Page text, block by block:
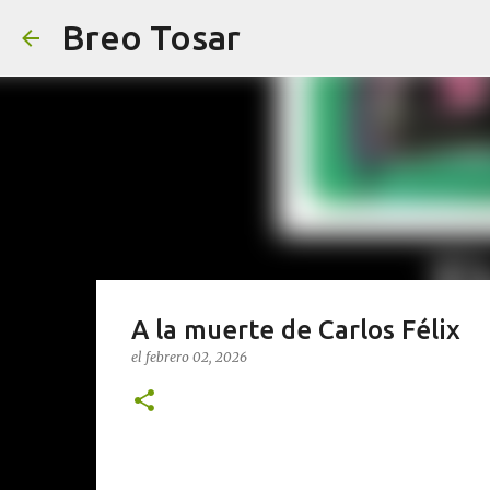
Breo Tosar
A la muerte de Carlos Félix
el febrero 02, 2026